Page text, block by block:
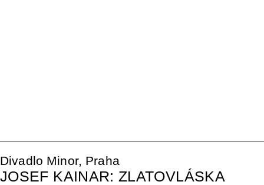
Divadlo Minor, Praha
JOSEF KAINAR: ZLATOVLÁSKA